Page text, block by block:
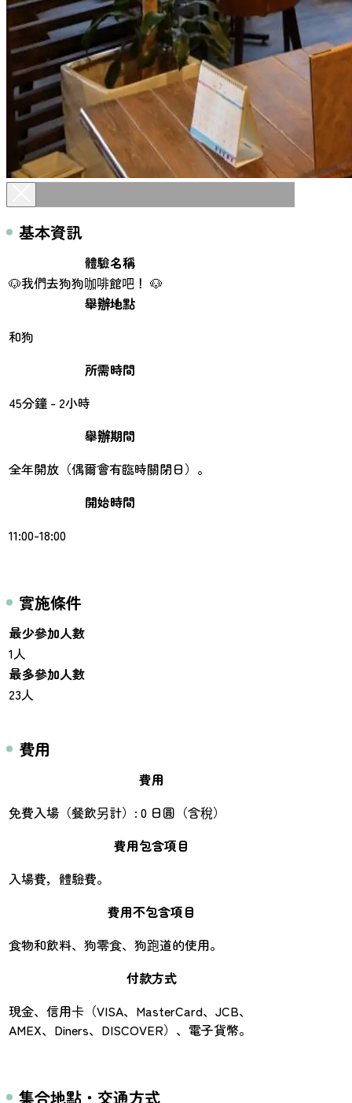
基本資訊
體驗名稱
🐶我們去狗狗咖啡館吧！ 🐶
舉辦地點
和狗
所需時間
45分鐘 - 2小時
舉辦期間
全年開放（偶爾會有臨時關閉日）。
開始時間
11:00-18:00
實施條件
最少參加人數
1人
最多參加人數
23人
費用
費用
免費入場（餐飲另計）: 0 日圓（含稅）
費用包含項目
入場費，體驗費。
費用不包含項目
食物和飲料、狗零食、狗跑道的使用。
付款方式
現金、信用卡（VISA、MasterCard、JCB、
AMEX、Diners、DISCOVER）、電子貨幣。
集合地點・交通方式